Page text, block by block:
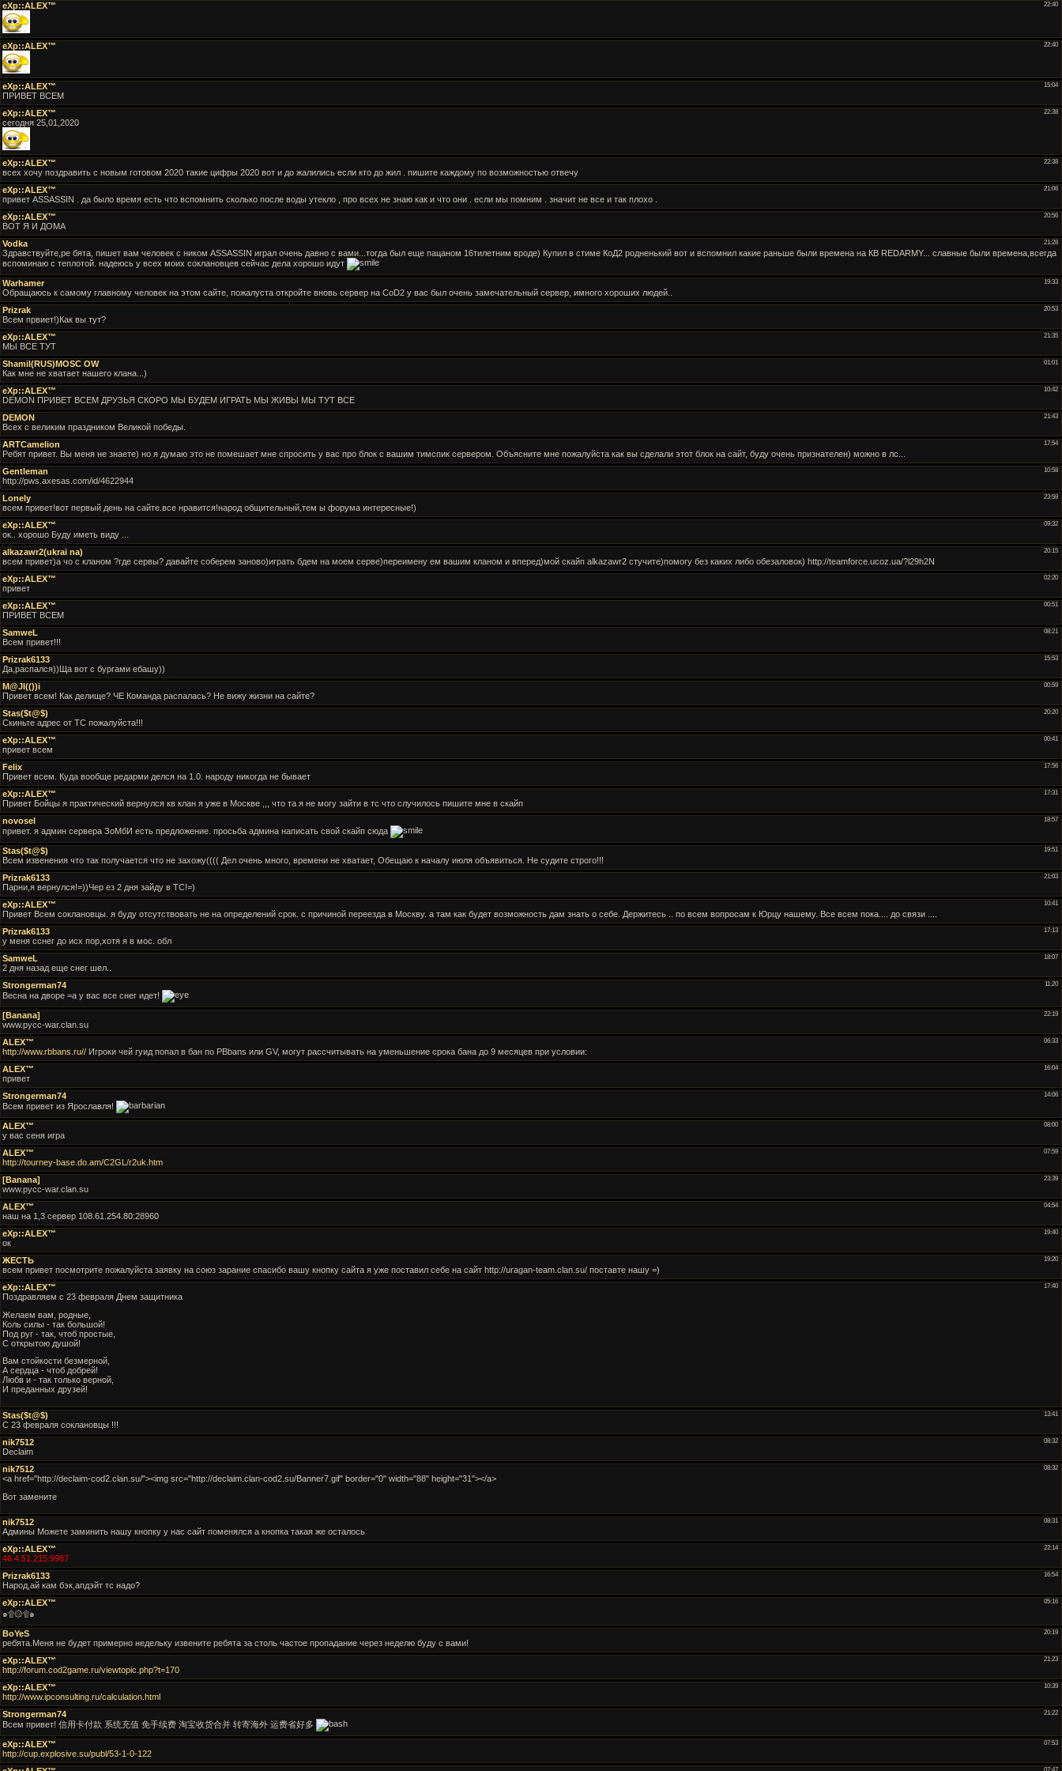
22:40
eXp::ALEX™
22:40
eXp::ALEX™
15:04
eXp::ALEX™
ПРИВЕТ ВСЕМ
22:38
eXp::ALEX™
сегодня 25,01,2020
22:38
eXp::ALEX™
всех хочу поздравить с новым готовом 2020 такие цифры 2020 вот и до жалились если кто до жил . пишите каждому по возможностью отвечу
21:06
eXp::ALEX™
привет ASSASSIN . да было время есть что вспомнить сколько после воды утекло , про всех не знаю как и что они . если мы помним . значит не все и так плохо .
20:56
eXp::ALEX™
ВОТ Я И ДОМА
21:28
Vodka
Здравствуйте,ре бята, пишет вам человек с ником ASSASSIN играл очень давно с вами...тогда был еще пацаном 16тилетним вроде) Купил в стиме КоД2 родненький вот и вспомнил какие раньше были времена на КВ REDARMY... славные были времена,всегда
вспоминаю с теплотой. надеюсь у всех моих соклановцев сейчас дела хорошо идут
19:33
Warhamer
Обращаюсь к самому главному человек на этом сайте, пожалуста откройте вновь сервер на CoD2 у вас был очень замечательный сервер, имного хороших людей..
20:53
Prizrak
Всем првиет!)Как вы тут?
21:35
eXp::ALEX™
МЫ ВСЕ ТУТ
01:01
Shamil(RUS)MOSC OW
Как мне не хватает нашего клана...)
10:42
eXp::ALEX™
DEMON ПРИВЕТ ВСЕМ ДРУЗЬЯ СКОРО МЫ БУДЕМ ИГРАТЬ МЫ ЖИВЫ МЫ ТУТ ВСЕ
21:43
DEMON
Всех с великим праздником Великой победы.
17:54
ARTCamelion
Ребят привет. Вы меня не знаете) но я думаю это не помешает мне спросить у вас про блок с вашим тимспик сервером. Объясните мне пожалуйста как вы сделали этот блок на сайт, буду очень признателен) можно в лс...
10:58
Gentleman
http://pws.axesas.com/id/4622944
23:59
Lonely
всем привет!вот первый день на сайте.все нравится!народ общительный,тем ы форума интересные!)
09:32
eXp::ALEX™
ок.. хорошо Буду иметь виду ...
20:15
alkazawr2(ukrai na)
всем привет)а чо с кланом ?где сервы? давайте соберем заново)играть бдем на моем серве)переимену ем вашим кланом и вперед)мой скайп alkazawr2 стучите)помогу без каких либо обезаловок) http://teamforce.ucoz.ua/?l29h2N
02:20
eXp::ALEX™
привет
00:51
eXp::ALEX™
ПРИВЕТ ВСЕМ
08:21
SamweL
Всем привет!!!
15:53
Prizrak6133
Да,распался))Ща вот с бургами ебашу))
00:59
M@JI(())i
Привет всем! Как делище? ЧЕ Команда распалась? Не вижу жизни на сайте?
20:20
Stas($t@$)
Скиньте адрес от ТС пожалуйста!!!
00:41
eXp::ALEX™
привет всем
17:56
Felix
Привет всем. Куда вообще редарми делся на 1.0. народу никогда не бывает
17:31
eXp::ALEX™
Привет Бойцы я практический вернулся кв клан я уже в Москве ,,, что та я не могу зайти в тс что случилось пишите мне в скайп
18:57
novosel
привет. я админ сервера ЗоМбИ есть предложение. просьба админа написать свой скайп сюда
19:51
Stas($t@$)
Всем извенения что так получается что не захожу(((( Дел очень много, времени не хватает, Обещаю к началу июля объявиться. Не судите строго!!!
21:03
Prizrak6133
Парни,я вернулся!=))Чер ез 2 дня зайду в ТС!=)
10:41
eXp::ALEX™
Привет Всем соклановцы. я буду отсутствовать не на определений срок. с причиной переезда в Москву. а там как будет возможность дам знать о себе. Держитесь .. по всем вопросам к Юрцу нашему. Все всем пока.... до связи ....
17:13
Prizrak6133
у меня сснег до исх пор,хотя я в мос. обл
18:07
SamweL
2 дня назад еще снег шел..
11:20
Strongerman74
Весна на дворе =а у вас все снег идет!
22:19
[Banana]
www.pycc-war.clan.su
06:33
ALEX™
http://www.rbbans.ru// Игроки чей гуид попал в бан по PBbans или GV, могут рассчитывать на уменьшение срока бана до 9 месяцев при условии:
16:04
ALEX™
привет
14:06
Strongerman74
Всем привет из Ярославля!
08:00
ALEX™
у вас сеня игра
07:59
ALEX™
http://tourney-base.do.am/C2GL/r2uk.htm
23:39
[Banana]
www.pycc-war.clan.su
04:54
ALEX™
наш на 1,3 сервер 108.61.254.80:28960
19:40
eXp::ALEX™
ок
19:20
ЖЕСТЬ
всем привет посмотрите пожалуйста заявку на союз зарание спасибо вашу кнопку сайта я уже поставил себе на сайт http://uragan-team.clan.su/ поставте нашу =)
17:40
eXp::ALEX™
Поздравляем с 23 февраля Днем защитника
Желаем вам, родные,
Коль силы - так большой!
Под руг - так, чтоб простые,
С открытою душой!
Вам стойкости безмерной,
А сердца - чтоб добрей!
Любв и - так только верной,
И преданных друзей!
13:41
Stas($t@$)
С 23 февраля соклановцы !!!
08:32
nik7512
Declaim
08:32
nik7512
<a href="http://declaim-cod2.clan.su/"><img src="http://declaim.clan-cod2.su/Banner7.gif" border="0" width="88" height="31"></a>
Вот замените
08:31
nik7512
Админы Можете заминить нашу кнопку у нас сайт поменялся а кнопка такая же осталось
22:14
eXp::ALEX™
46.4.51.215:9987
16:54
Prizrak6133
Народ,ай кам бэк,апдэйт тс надо?
05:16
eXp::ALEX™
๑۩۞۩๑
20:19
BoYeS
ребята.Меня не будет примерно недельку извените ребята за столь частое пропадание через неделю буду с вами!
21:23
eXp::ALEX™
http://forum.cod2game.ru/viewtopic.php?t=170
10:39
eXp::ALEX™
http://www.ipconsulting.ru/calculation.html
21:22
Strongerman74
Всем привет! 信用卡付款 系统充值 免手续费 淘宝收货合并 转寄海外 运费省好多
07:53
eXp::ALEX™
http://cup.explosive.su/publ/53-1-0-122